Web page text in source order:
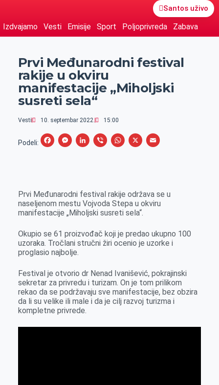
Santos uživo
Izdvajamo Vesti Emisije Sport Poljoprivreda Zabava
Prvi Međunarodni festival
rakije u okviru
manifestacije „Miholjski
susreti sela“
Vesti 10. septembar 2022. 15:00
Podeli:
F
b
o
k
M
e
n
e
r
L
e
d
n
V
r
W
s
A
p
X
E
l
Prvi Međunarodni festival rakije održava se u
naseljenom mestu Vojvoda Stepa u okviru
manifestacije „Miholjski susreti sela“.
Okupio se 61 proizvođač koji je predao ukupno 100
uzoraka. Tročlani stručni žiri ocenio je uzorke i
proglasio najbolje.
Festival je otvorio dr Nenad Ivanišević, pokrajinski
sekretar za privredu i turizam. On je tom prilikom
rekao da se podržavaju sve manifestacije, bez obzira
da li su velike ili male i da je cilj razvoj turizma i
kompletne privrede.